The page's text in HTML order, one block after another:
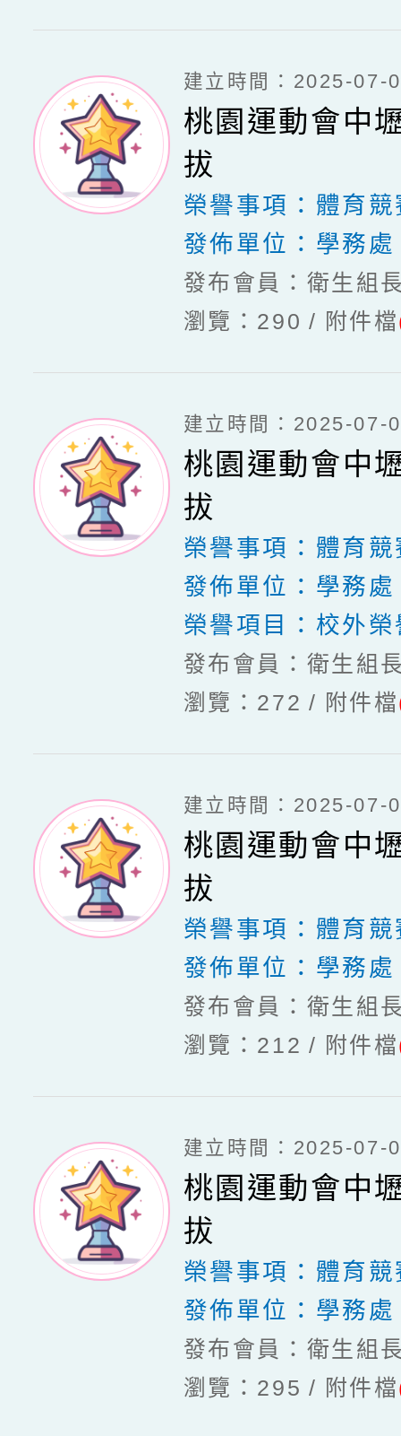
建立時間：2025-07-
桃園運動會中
拔
榮譽事項： 體育競
發佈單位： 學務處
發布會員：衛生組
瀏覽：290
附件檔
建立時間：2025-07-
桃園運動會中
拔
榮譽事項： 體育競
發佈單位： 學務處
榮譽項目： 校外榮
發布會員：衛生組
瀏覽：272
附件檔
建立時間：2025-07-
桃園運動會中
拔
榮譽事項： 體育競
發佈單位： 學務處
發布會員：衛生組
瀏覽：212
附件檔
建立時間：2025-07-
桃園運動會中
拔
榮譽事項： 體育競
發佈單位： 學務處
發布會員：衛生組
瀏覽：295
附件檔